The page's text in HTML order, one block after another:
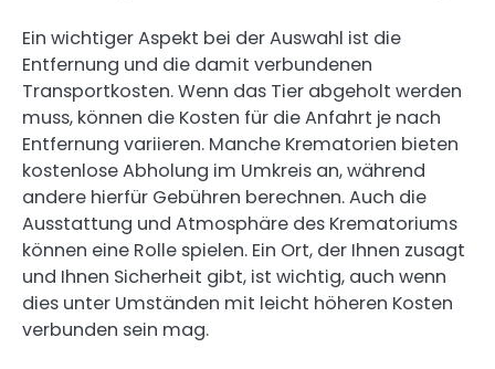
Ein wichtiger Aspekt bei der Auswahl ist die
Entfernung und die damit verbundenen
Transportkosten. Wenn das Tier abgeholt werden
muss, können die Kosten für die Anfahrt je nach
Entfernung variieren. Manche Krematorien bieten
kostenlose Abholung im Umkreis an, während
andere hierfür Gebühren berechnen. Auch die
Ausstattung und Atmosphäre des Krematoriums
können eine Rolle spielen. Ein Ort, der Ihnen zusagt
und Ihnen Sicherheit gibt, ist wichtig, auch wenn
dies unter Umständen mit leicht höheren Kosten
verbunden sein mag.